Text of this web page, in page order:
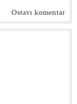
Ostavi komentar